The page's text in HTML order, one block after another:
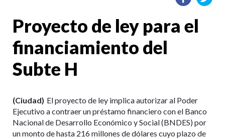
Proyecto de ley para el
financiamiento del
Subte H
(Ciudad) El proyecto de ley implica autorizar al Poder
Ejecutivo a contraer un préstamo financiero con el Banco
Nacional de Desarrollo Económico y Social (BNDES) por
un monto de hasta 216 millones de dólares cuyo plazo de